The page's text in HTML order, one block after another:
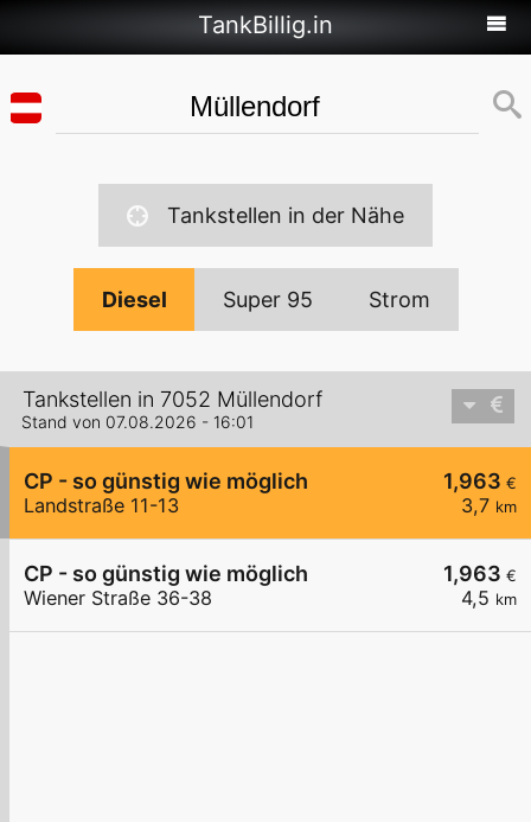
TankBillig.in
Tankstellen in der Nähe
Diesel Super 95 Strom
Tankstellen in 7052 Müllendorf
Stand von 07.08.2026 - 16:01
1,963 €
3,7 km
CP - so günstig wie möglich
Landstraße 11-13
1,963 €
4,5 km
CP - so günstig wie möglich
Wiener Straße 36-38